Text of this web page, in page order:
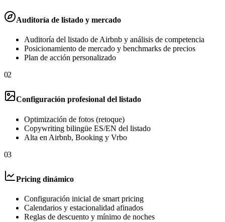
Auditoría de listado y mercado
Auditoría del listado de Airbnb y análisis de competencia
Posicionamiento de mercado y benchmarks de precios
Plan de acción personalizado
02
Configuración profesional del listado
Optimización de fotos (retoque)
Copywriting bilingüe ES/EN del listado
Alta en Airbnb, Booking y Vrbo
03
Pricing dinámico
Configuración inicial de smart pricing
Calendarios y estacionalidad afinados
Reglas de descuento y mínimo de noches